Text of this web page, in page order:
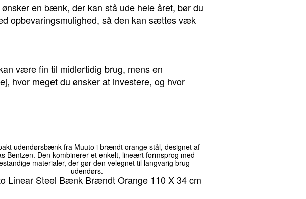
en bænk, der kan stå ude hele året, bør du
opbevaringsmulighed, så den kan sættes væk
være fin til midlertidig brug, mens en
hvor meget du ønsker at investere, og hvor
udendørsbænk fra Muuto i brændt orange stål, designet af
Bentzen. Den kombinerer et enkelt, lineært formsprog med
materialer, der gør den velegnet til langvarig brug
udendørs.